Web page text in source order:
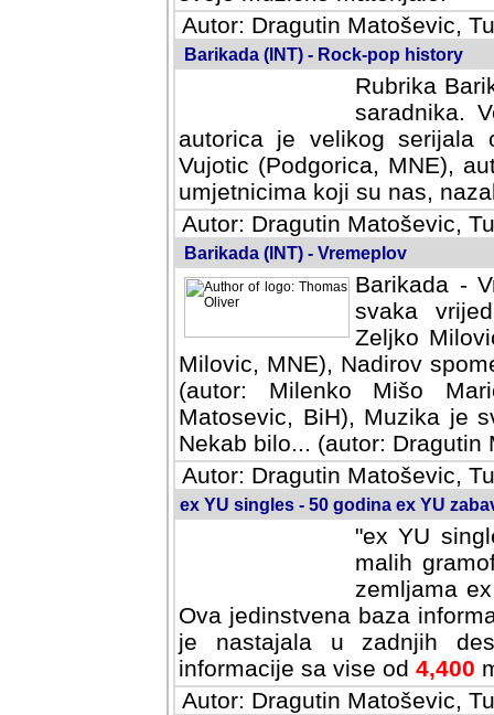
Autor: Dragutin Matoševic,
Barikada (INT) - Rock-pop history
Rubrika
saradnika.
autorica je velikog serijala
Vujotic (Podgorica, MNE),
umjetnicima koji su nas,
Autor: Dragutin Matoševic,
Barikada (INT) - Vremeplov
Barikada -
svaka
Milovic,
MNE), Nadirov spomenar
Milenko Mišo Maric, UK),
Muzika je svirala (autor:
(autor: Dragutin Matosevic,
Autor: Dragutin Matoševic,
ex YU singles - 50 godina ex YU
"ex YU
malih
zemljama
Ova jedinstvena baza
je nastajala u zadnjih
informacije sa vise od 4,400
Autor: Dragutin Matoševic,